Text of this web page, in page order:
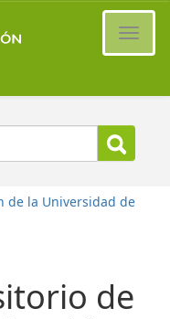
de la Universidad de
de